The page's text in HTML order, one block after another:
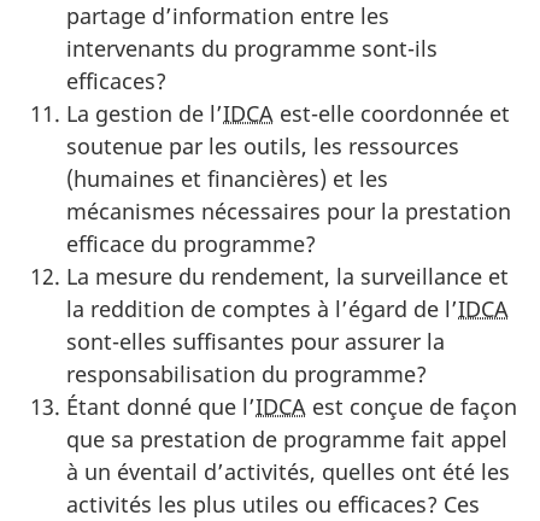
partage d’information entre les
intervenants du programme sont-ils
efficaces?
La gestion de l’IDCA est-elle coordonnée et
soutenue par les outils, les ressources
(humaines et financières) et les
mécanismes nécessaires pour la prestation
efficace du programme?
La mesure du rendement, la surveillance et
la reddition de comptes à l’égard de l’IDCA
sont-elles suffisantes pour assurer la
responsabilisation du programme?
Étant donné que l’IDCA est conçue de façon
que sa prestation de programme fait appel
à un éventail d’activités, quelles ont été les
activités les plus utiles ou efficaces? Ces